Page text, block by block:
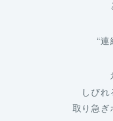
“連
しびれ
取り急ぎ